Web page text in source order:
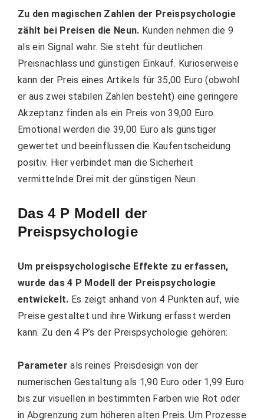
Zu den magischen Zahlen der Preispsychologie
zählt bei Preisen die Neun. Kunden nehmen die 9
als ein Signal wahr. Sie steht für deutlichen
Preisnachlass und günstigen Einkauf. Kurioserweise
kann der Preis eines Artikels für 35,00 Euro (obwohl
er aus zwei stabilen Zahlen besteht) eine geringere
Akzeptanz finden als ein Preis von 39,00 Euro.
Emotional werden die 39,00 Euro als günstiger
gewertet und beeinflussen die Kaufentscheidung
positiv. Hier verbindet man die Sicherheit
vermittelnde Drei mit der günstigen Neun.
Das 4 P Modell der
Preispsychologie
Um preispsychologische Effekte zu erfassen,
wurde das 4 P Modell der Preispsychologie
entwickelt. Es zeigt anhand von 4 Punkten auf, wie
Preise gestaltet und ihre Wirkung erfasst werden
kann. Zu den 4 P’s der Preispsychologie gehören:
Parameter als reines Preisdesign von der
numerischen Gestaltung als 1,90 Euro oder 1,99 Euro
bis zur visuellen in bestimmten Farben wie Rot oder
in Abgrenzung zum höheren alten Preis. Um Prozesse